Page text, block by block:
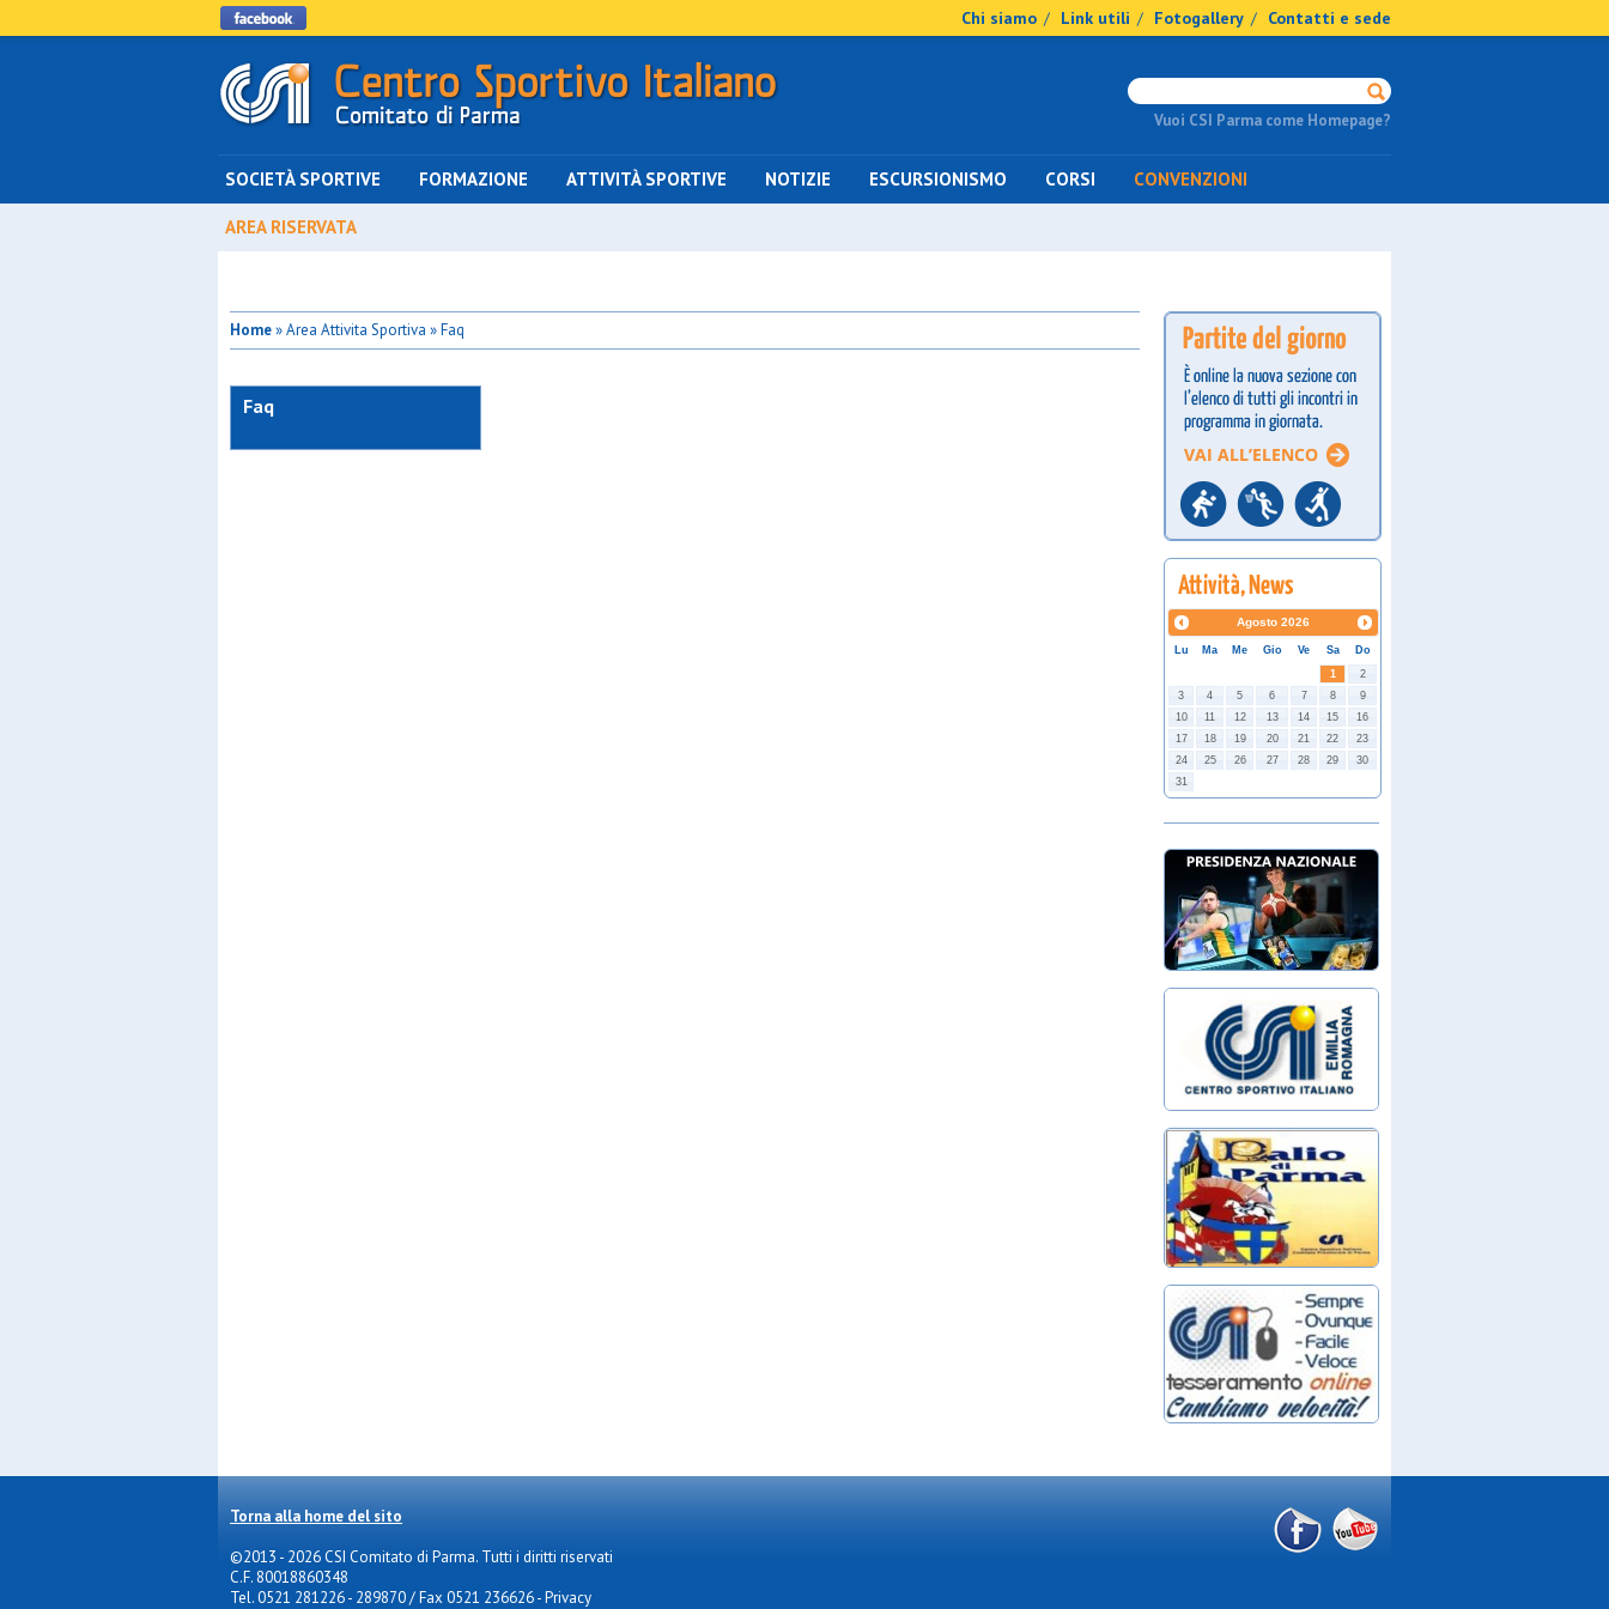
Chi siamo / Link utili / Fotogallery / Contatti e sede
Vuoi CSI Parma come Homepage?
SOCIETÀ SPORTIVE FORMAZIONE ATTIVITÀ SPORTIVE NOTIZIE ESCURSIONISMO CORSI CONVENZIONI
AREA RISERVATA
Home» Area Attivita Sportiva » Faq
Faq
Agosto 2026
Lu Ma Me Gio Ve Sa
Do
1
2
3
4 5 6 7 8
9
10
11 12 13 14 15
16
17
18 19 20 21 22
23
24
25 26 27 28 29
30
31
Torna alla home del sito
©2013 - 2026 CSI Comitato di Parma. Tutti i diritti riservati
C.F. 80018860348
Tel. 0521 281226 - 289870 / Fax 0521 236626-Privacy